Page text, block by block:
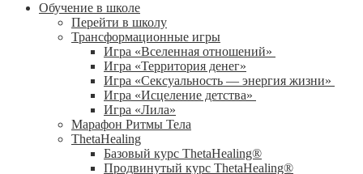
Обучение в школе
Перейти в школу
Трансформационные игры
Игра «Вселенная отношений»
Игра «Территория денег»
Игра «Сексуальность — энергия жизни»
Игра «Исцеление детства»
Игра «Лила»
Марафон Ритмы Тела
ThetaHealing
Базовый курс ThetaHealing®
Продвинутый курс ThetaHealing®